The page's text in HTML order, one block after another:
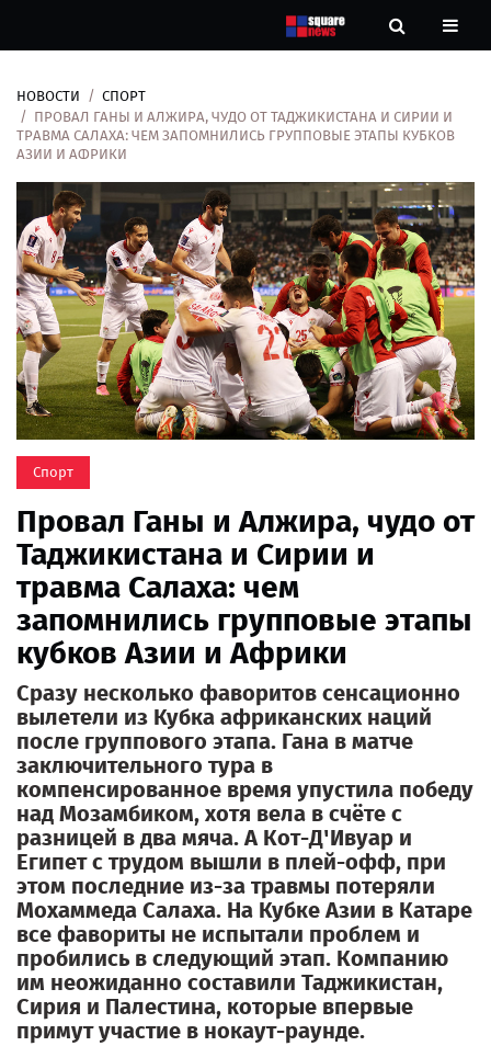
Новости
Контакты
О
нас
НОВОСТИ
СПОРТ
ПРОВАЛ ГАНЫ И АЛЖИРА, ЧУДО ОТ ТАДЖИКИСТАНА И СИРИИ И
ТРАВМА САЛАХА: ЧЕМ ЗАПОМНИЛИСЬ ГРУППОВЫЕ ЭТАПЫ КУБКОВ
АЗИИ И АФРИКИ
Спорт
Провал Ганы и Алжира, чудо от
Таджикистана и Сирии и
травма Салаха: чем
запомнились групповые этапы
кубков Азии и Африки
Сразу несколько фаворитов сенсационно
вылетели из Кубка африканских наций
после группового этапа. Гана в матче
заключительного тура в
компенсированное время упустила победу
над Мозамбиком, хотя вела в счёте с
разницей в два мяча. А Кот-Д'Ивуар и
Египет с трудом вышли в плей-офф, при
этом последние из-за травмы потеряли
Мохаммеда Салаха. На Кубке Азии в Катаре
все фавориты не испытали проблем и
пробились в следующий этап. Компанию
им неожиданно составили Таджикистан,
Сирия и Палестина, которые впервые
примут участие в нокаут-раунде.